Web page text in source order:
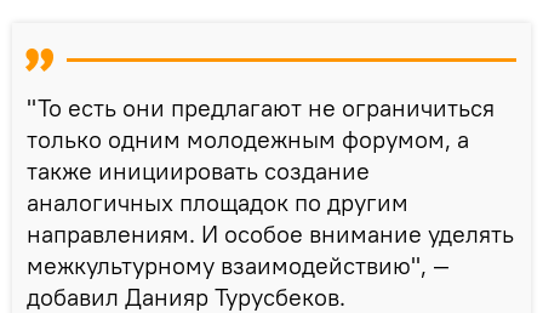
"То есть они предлагают не ограничиться
только одним молодежным форумом, а
также инициировать создание
аналогичных площадок по другим
направлениям. И особое внимание уделять
межкультурному взаимодействию", —
добавил Данияр Турусбеков.